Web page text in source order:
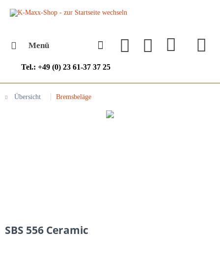
Tel.: +49 (0) 23 61-37 37 25
Menü
Übersicht Bremsbeläge
SBS 556 Ceramic